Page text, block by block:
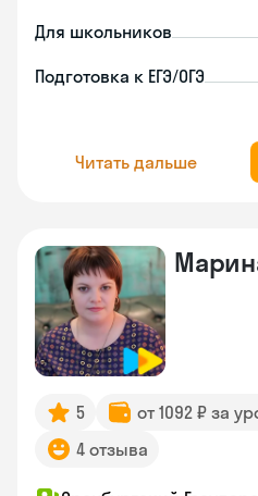
Для школьников
Подготовка к ЕГЭ/ОГЭ
Читать дальше
5 от 1092 ₽ за
4 отзыва